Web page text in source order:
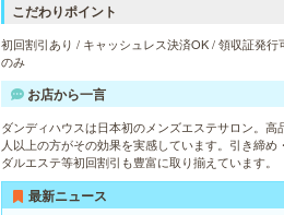
こだわりポイント
初回割引あり / キャッシュレス決済OK / 領収証発
のみ
お店から一言
ダンディハウスは日本初のメンズエステサロン。
人以上の方がその効果を実感しています。引き締め
ダルエステ等初回割引も豊富に取り揃えています。
最新ニュース